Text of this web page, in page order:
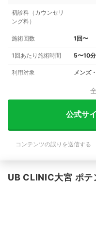
初診料（カウンセリ
ング料）
施術回数 1回〜
1回あたり施術時間 5〜10分
利用対象 メンズ
公式サ
コンテンツの誤りを送信する
UB CLINIC大宮 ポテ